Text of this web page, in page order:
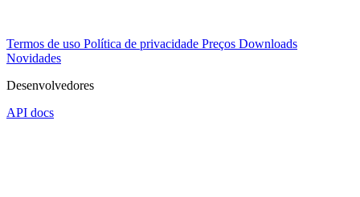
Termos de uso Política de privacidade Preços Downloads
Novidades
Desenvolvedores
API docs